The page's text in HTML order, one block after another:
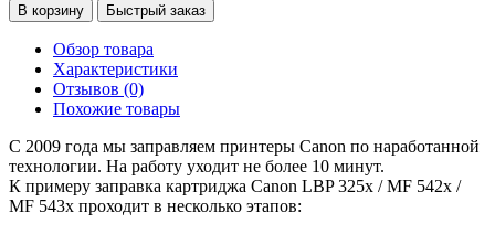
В корзину
Быстрый заказ
Обзор товара
Характеристики
Отзывов (0)
Похожие товары
С 2009 года мы заправляем принтеры Canon по наработанной
технологии. На работу уходит не более 10 минут.
К примеру заправка картриджа Canon LBP 325x / MF 542x /
MF 543x проходит в несколько этапов: